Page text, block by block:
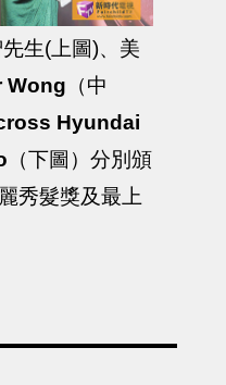
生(上圖)、美
Wong （中
Hyundai
（下圖）分別頒
秀髮獎及最上